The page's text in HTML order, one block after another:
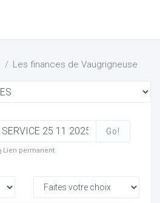
Les finances de Vaugrigneuse
Go!
Lien permanent